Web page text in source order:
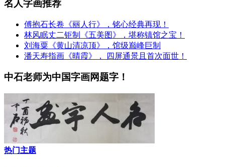
名人字画推荐
傅抱石长卷《丽人行》，铭心经典再现！
林风眠丈二钜制《五美图》，堪称镇馆之宝！
刘海粟《黄山清凉顶》，馆级巅峰巨制
潘天寿指画《晴霞》， 四屏通景且首次面世！
中石老师为中国字画网题字！
热门主题